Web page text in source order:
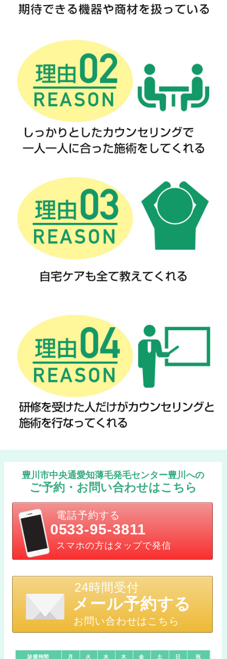
豊川市中央通愛知薄毛発毛センター豊川への
ご予約・お問い合わせはこちら
電話予約する
0533-95-3811
スマホの方はタップで発信
24時間受付
メール予約する
お問い合わせはこちら
診療時間 月 火 水 木 金 土 日 祝